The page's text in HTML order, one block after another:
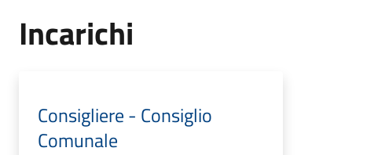
Incarichi
Consigliere - Consiglio
Comunale